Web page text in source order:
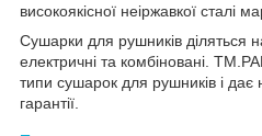
високоякісної неіржавкої сталі
Сушарки для рушників діляться
електричні та комбіновані.
типи сушарок для рушників і дає
гарантії.